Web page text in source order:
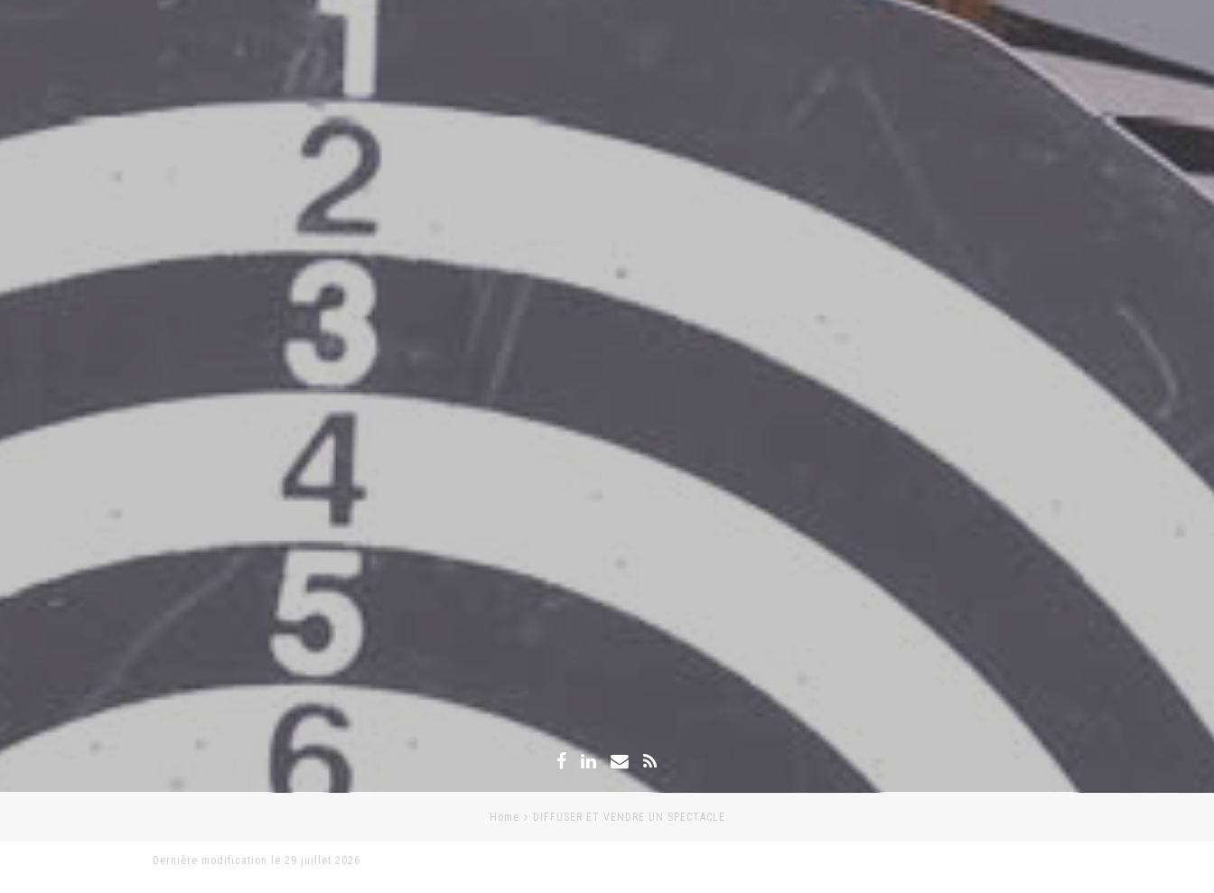
Home DIFFUSER ET VENDRE UN SPECTACLE
Dernière modification le 29 juillet 2026